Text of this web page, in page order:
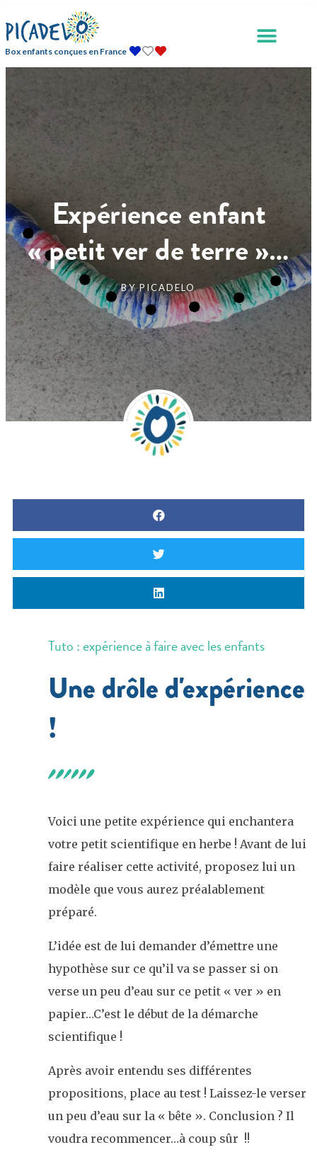
Box enfants conçues en France
Expérience enfant
« petit ver de terre »…
BYPICADELO
Tuto : expérience à faire avec les enfants
Une drôle d'expérience
!
Voici une petite expérience qui enchantera
votre petit scientifique en herbe ! Avant de lui
faire réaliser cette activité, proposez lui un
modèle que vous aurez préalablement
préparé.
L’idée est de lui demander d’émettre une
hypothèse sur ce qu’il va se passer si on
verse un peu d’eau sur ce petit « ver » en
papier…C’est le début de la démarche
scientifique !
Après avoir entendu ses différentes
propositions, place au test ! Laissez-le verser
un peu d’eau sur la « bête ». Conclusion ? Il
voudra recommencer…à coup sûr !!